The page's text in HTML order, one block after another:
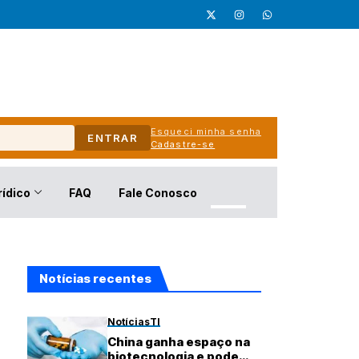
ENTRAR
Esqueci minha senha
Cadastre-se
FAQ Fale Conosco
Notícias recentes
NotíciasTI
China ganha espaço na